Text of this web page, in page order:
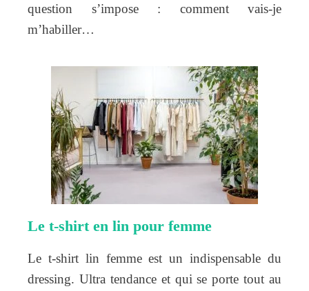
question s’impose : comment vais-je
m’habiller…
Le t-shirt en lin pour femme
Le t-shirt lin femme est un indispensable du
dressing. Ultra tendance et qui se porte tout au